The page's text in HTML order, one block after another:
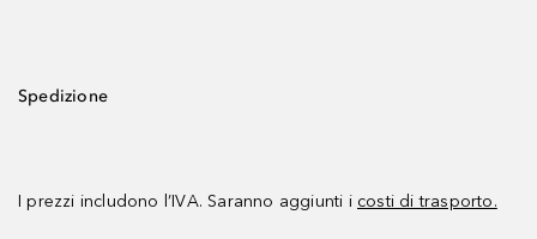
Spedizione
I prezzi includono l’IVA. Saranno aggiunti i costi di trasporto.